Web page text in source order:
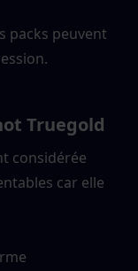
packs peuvent
Truegold
considérée
car elle